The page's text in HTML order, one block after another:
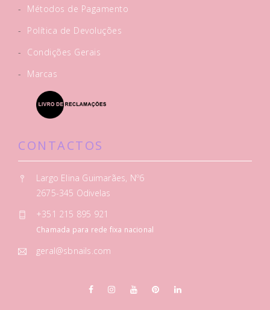
-
Métodos de Pagamento
-
Política de Devoluções
-
Condições Gerais
-
Marcas
CONTACTOS
Largo Elina Guimarães, Nº6
2675-345 Odivelas
+351 215 895 921
Chamada para rede fixa nacional
geral@sbnails.com